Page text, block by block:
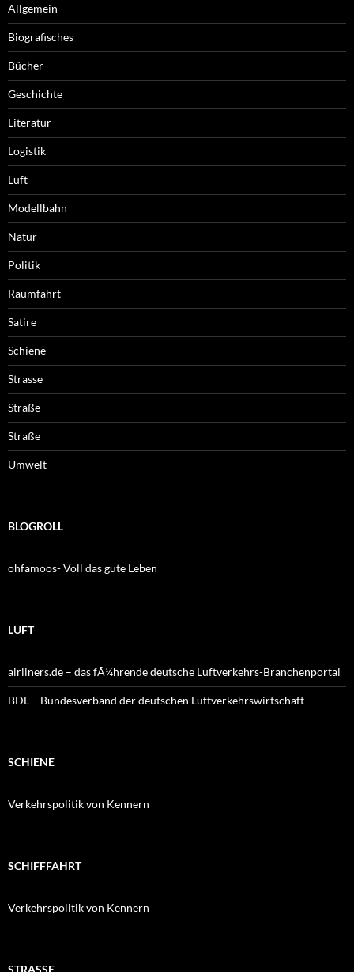
Allgemein
Biografisches
Bücher
Geschichte
Literatur
Logistik
Luft
Modellbahn
Natur
Politik
Raumfahrt
Satire
Schiene
Strasse
Straße
Straße
Umwelt
BLOGROLL
ohfamoos- Voll das gute Leben
LUFT
airliners.de – das fÃ¼hrende deutsche Luftverkehrs-Branchenportal
BDL – Bundesverband der deutschen Luftverkehrswirtschaft
SCHIENE
Verkehrspolitik von Kennern
SCHIFFFAHRT
Verkehrspolitik von Kennern
STRASSE